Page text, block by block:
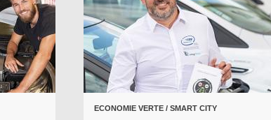
ECONOMIE VERTE / SMART CITY